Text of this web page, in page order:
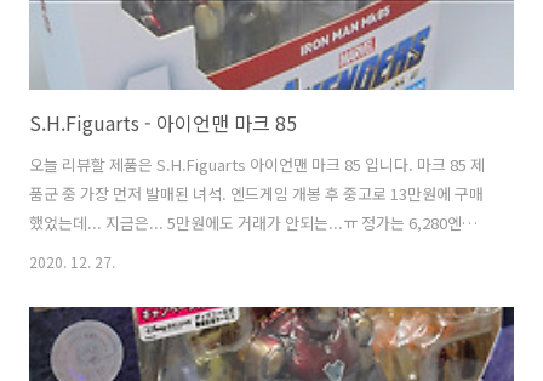
S.H.Figuarts - 아이언맨 마크 85
오늘 리뷰할 제품은 S.H.Figuarts 아이언맨 마크 85 입니다. 마크 85 제
품군 중 가장 먼저 발매된 녀석. 엔드게임 개봉 후 중고로 13만원에 구매
했었는데... 지금은... 5만원에도 거래가 안되는...ㅠ 정가는 6,280엔으
로 알고 있습니다. 가장 먼저 발매된 제품인지 몰라도 구성이 아주 그냥
무한 구성... 프로포션은 나쁘지 않은데, 허리만 좀 두꺼웠으면 어땠을까
하는 생각이 듭니다. 이 조형으로 앞으로 두번이나 우려먹는 조형이라 아
쉽네요. 메탈릭 도색이 고급스러운데, 색감이 전체적으로 극 중 보다 밝
2020. 12. 27.